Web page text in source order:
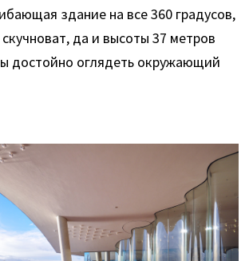
здание на все 360 градусов,
да и высоты 37 метров
достойно оглядеть окружающий